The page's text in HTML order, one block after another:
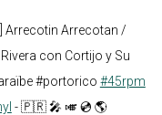
Arrecotin Arrecotan /
con Cortijo y Su
#portorico #45rpm
- 🇵🇷 🎤 🎺 💿 🌎